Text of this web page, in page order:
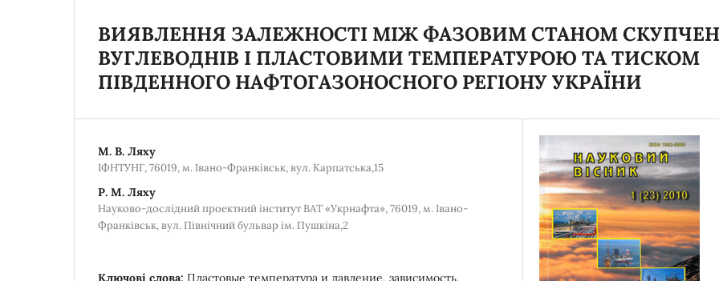
ВИЯВЛЕННЯ ЗАЛЕЖНОСТІ МІЖ ФАЗОВИМ СТАНОМ
ВУГЛЕВОДНІВ І ПЛАСТОВИМИ ТЕМПЕРАТУРОЮ ТА ТИСКОМ
ПІВДЕННОГО НАФТОГАЗОНОСНОГО РЕГІОНУ УКРАЇНИ
М. В. Ляху
ІФНТУНГ, 76019, м. Івано-Франківськ, вул. Карпатська,15
Р. М. Ляху
Науково-дослідний проектний інститут ВАТ «Укрнафта», 76019, м. Івано-
Франківськ, вул. Північний бульвар ім. Пушкіна,2
Ключові слова: Пластовые температура и давление, зависимость,